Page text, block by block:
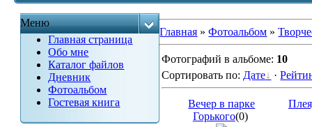
Меню
Главная страница
Обо мне
Каталог файлов
Дневник
Фотоальбом
Гостевая книга
Главная »Фотоальбом »
Фотографий в альбоме: 10
Сортировать по: Дате ·
Вечер в парке
Горького(0)